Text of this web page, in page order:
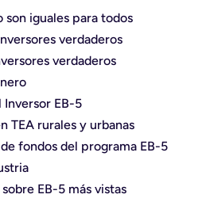
son iguales para todos
verdaderos
verdaderos
Inversor EB-5
TEA rurales y urbanas
fondos del programa EB-5
EB-5 más vistas